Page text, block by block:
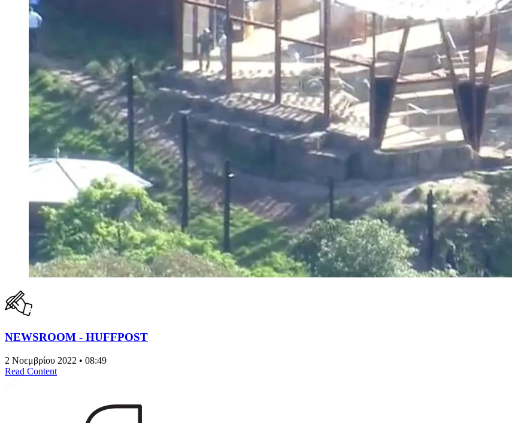
NEWSROOM - HUFFPOST
2 Νοεμβρίου 2022 • 08:49
Read Content